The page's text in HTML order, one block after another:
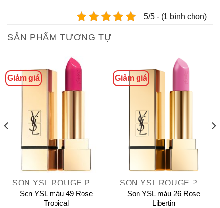
5/5 - (1 bình chọn)
SẢN PHẨM TƯƠNG TỰ
Giảm giá
SON YSL ROUGE PUR COUTURE SATIN RADIANCE LIPSTICK
Son YSL màu 49 Rose
Tropical
Giảm giá
SON YSL ROUGE PUR COUTURE SATIN RADIANCE LIPSTICK
Son YSL màu 26 Rose
Libertin